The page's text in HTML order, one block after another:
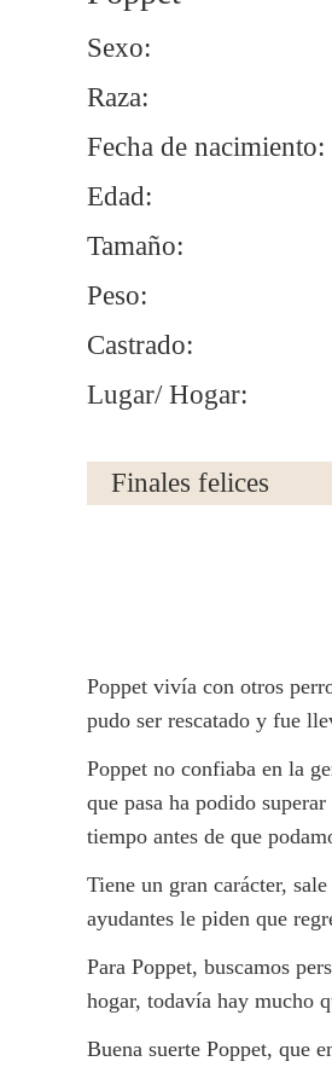
Sexo:
Raza:
Fecha de nacimiento:
Edad:
Tamaño:
Peso:
Castrado:
Lugar/ Hogar:
Finales felices
Poppet vivía con otros
pudo ser rescatado y fue
Poppet no confiaba en la
que pasa ha podido
tiempo antes de que
Tiene un gran carácter,
ayudantes le piden que
Para Poppet, buscamos
hogar, todavía hay mucho
Buena suerte Poppet, que